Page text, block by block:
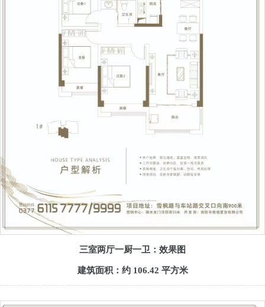
三室两厅一厨一卫：效果图
建筑面积：约 106.42 平方米